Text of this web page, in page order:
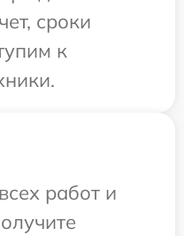
сроки
к
работ и